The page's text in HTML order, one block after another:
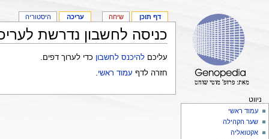
כניסה לחשבון נדרשת
עליכם להיכנס לחשבון כדי לערוך דפים.
חזרה לדף עמוד ראשי
דף תוכן שיחה עריכה היסטוריה
ניווט
עמוד ראשי
שער הקהילה
אקטואליה